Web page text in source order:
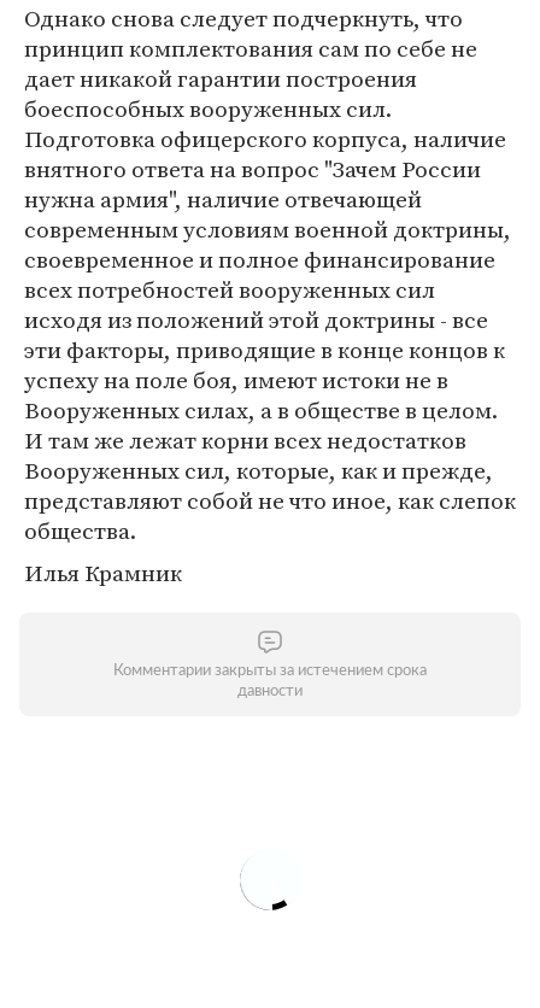
Однако снова следует подчеркнуть, что
принцип комплектования сам по себе не
дает никакой гарантии построения
боеспособных вооруженных сил.
Подготовка офицерского корпуса, наличие
внятного ответа на вопрос "Зачем России
нужна армия", наличие отвечающей
современным условиям военной доктрины,
своевременное и полное финансирование
всех потребностей вооруженных сил
исходя из положений этой доктрины - все
эти факторы, приводящие в конце концов к
успеху на поле боя, имеют истоки не в
Вооруженных силах, а в обществе в целом.
И там же лежат корни всех недостатков
Вооруженных сил, которые, как и прежде,
представляют собой не что иное, как слепок
общества.
Илья Крамник
Комментарии закрыты за истечением срока
давности